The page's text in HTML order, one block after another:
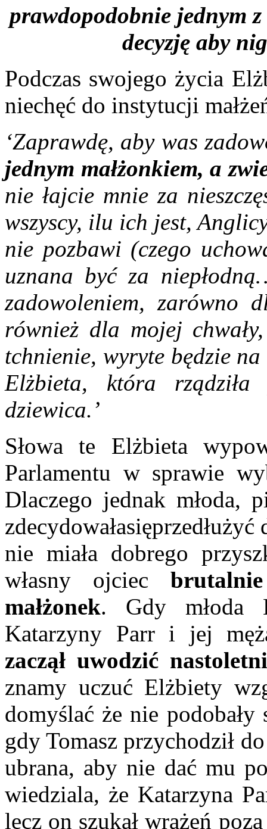
prawdopodobnie jednym
decyzję aby
Podczas swojego życia
niechęć do instytucji
‘Zaprawdę, aby was
jednym małżonkiem, a
nie łajcie mnie za
wszyscy, ilu ich jest,
nie pozbawi (czego
uznana być za
zadowoleniem, zarówno
również dla mojej
tchnienie, wyryte będzie
Elżbieta, która
dziewica.’
Słowa te Elżbieta
Parlamentu w sprawie
Dlaczego jednak młoda,
nie miała dobrego
własny ojciec
małżonek. Gdy młoda
Katarzyny Parr i jej
zaczął uwodzić
znamy uczuć Elżbiety
domyślać że nie
gdy Tomasz przychodził
ubrana, aby nie dać mu
wiedziala, że Katarzyna
lecz on szukał wrażeń